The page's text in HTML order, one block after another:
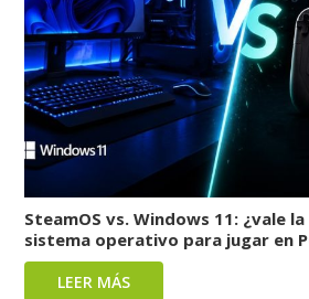
SteamOS vs. Windows 11: ¿vale
sistema operativo para jugar en
LEER MÁS